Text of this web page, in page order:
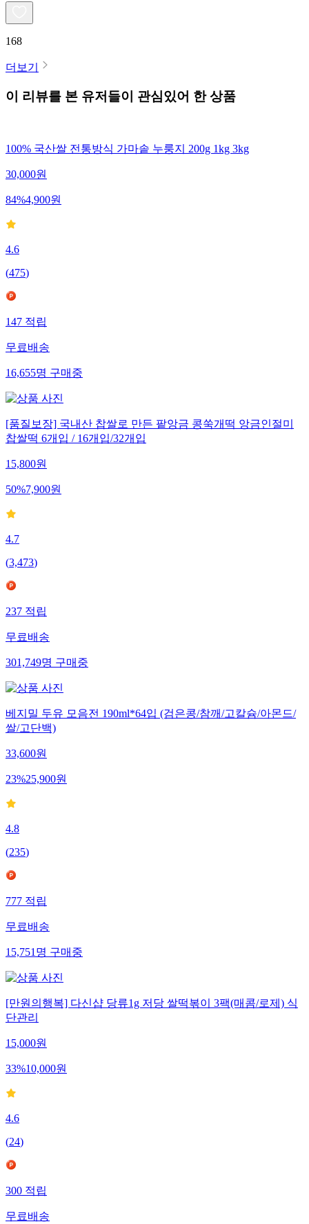
168
더보기
이 리뷰를 본 유저들이 관심있어 한 상품
100% 국산쌀 전통방식 가마솥 누룽지 200g 1kg 3kg
30,000원
84%4,900원
4.6
(475)
147적립
무료배송
16,655명구매중
[품질보장] 국내산 찹쌀로 만든 팥앙금 콩쑥개떡 앙금인절미
찹쌀떡 6개입 / 16개입/32개입
15,800원
50%7,900원
4.7
(3,473)
237적립
무료배송
301,749명구매중
베지밀 두유 모음전 190ml*64입 (검은콩/참깨/고칼슘/아몬드/
쌀/고단백)
33,600원
23%25,900원
4.8
(235)
777적립
무료배송
15,751명구매중
[만원의행복] 다신샵 당류1g 저당 쌀떡볶이 3팩(매콤/로제) 식
단관리
15,000원
33%10,000원
4.6
(24)
300적립
무료배송